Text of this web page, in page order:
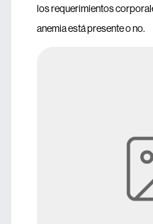
los requerimientos
anemia está presente o no.